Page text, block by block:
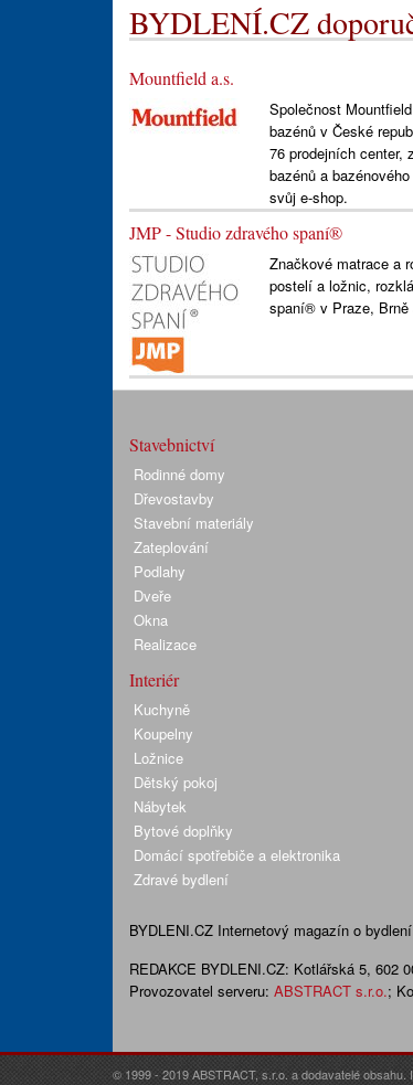
BYDLENÍ.CZ
Mountfield a.s.
Společnost
bazénů v České
76 prodejních center,
bazénů a
svůj e-shop.
JMP - Studio zdravého spaní®
Značkové matrace a
postelí a ložnic,
spaní® v Praze,
Stavebnictví
Rodinné domy
Dřevostavby
Stavební materiály
Zateplování
Podlahy
Dveře
Okna
Realizace
Interiér
Kuchyně
Koupelny
Ložnice
Dětský pokoj
Nábytek
Bytové doplňky
Domácí spotřebiče a elektronika
Zdravé bydlení
BYDLENI.CZ Internetový magazín o
REDAKCE BYDLENI.CZ: Kotlářská 5, 602
Provozovatel serveru: ABSTRACT s.r.o.;
© 1999 - 2019 ABSTRACT, s.r.o. a dodavatelé obsahu.